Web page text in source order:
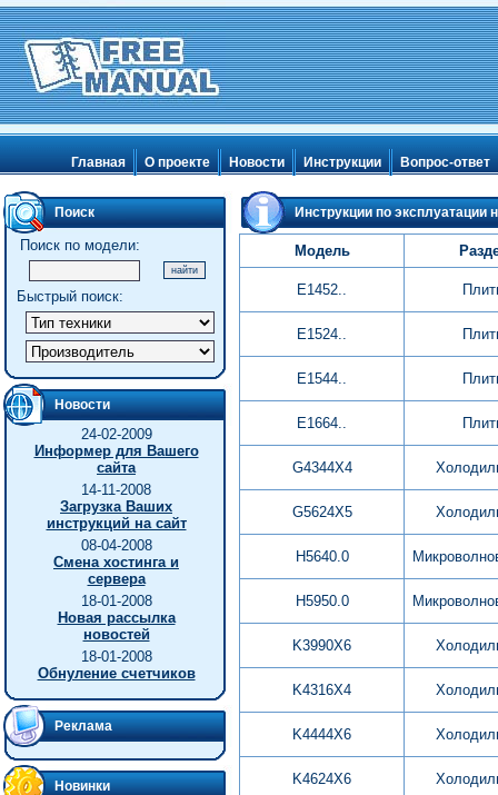
Главная О проекте Новости Инструкции Вопрос-ответ
Поиск
Поиск по модели:
Быстрый поиск:
Новости
24-02-2009
Информер для Вашего
сайта
14-11-2008
Загрузка Ваших
инструкций на сайт
08-04-2008
Смена хостинга и
сервера
18-01-2008
Новая рассылка
новостей
18-01-2008
Обнуление счетчиков
Реклама
Новинки
Инструкции по эксплуатации
Модель
E1452..
E1524..
E1544..
E1664..
G4344X4
G5624X5
H5640.0
H5950.0
K3990X6
K4316X4
K4444X6
K4624X6